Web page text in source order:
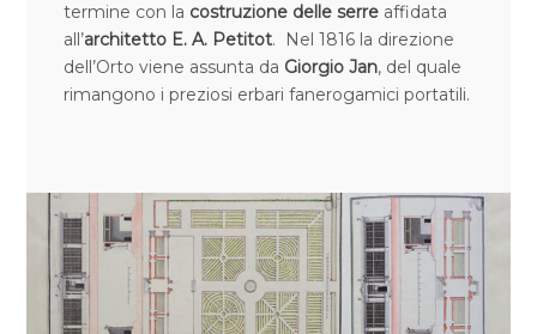
termine con la costruzione delle serreaffidata
all’architetto E. A. Petitot. Nel 1816 la direzione
dell’Orto viene assunta da Giorgio Jan, del quale
rimangono i preziosi erbari fanerogamici portatili.